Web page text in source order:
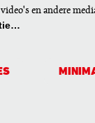
en andere